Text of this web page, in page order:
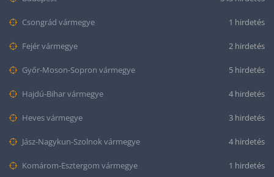
Csongrád vármegye 1 hirdetés
Fejér vármegye 2 hirdetés
Győr-Moson-Sopron vármegye 5 hirdetés
Hajdú-Bihar vármegye 4 hirdetés
Heves vármegye 3 hirdetés
Jász-Nagykun-Szolnok vármegye 4 hirdetés
Komárom-Esztergom vármegye 1 hirdetés